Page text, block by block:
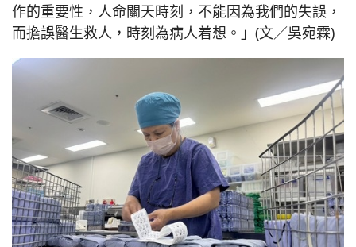
作的重要性，人命關天時刻，不能因為我們的失誤，
而擔誤醫生救人，時刻為病人着想。」(文／吳宛霖)